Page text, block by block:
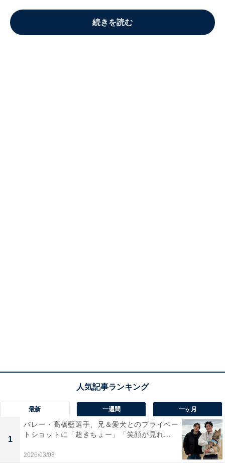
続きを読む
最新 一週間 一ヶ月
1
バレー・髙橋藍選手、兄＆愛犬とのプライベー
トショットに「超きちょー」「笑顔が見れ...
2026/03/08